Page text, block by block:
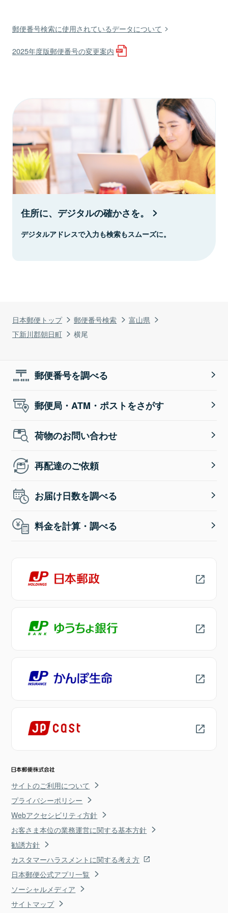
日本郵便トップ 郵便番号検索
富山県
下新川郡朝日町
横尾
郵便番号検索に使用されているデータについて
2025年度版郵便番号の変更案内
住所に、デジタルの確かさを。
デジタルアドレスで入力も検索もスムーズに。
郵便番号を調べる
郵便局・ATM・ポストをさがす
荷物のお問い合わせ
再配達のご依頼
お届け日数を調べる
料金を計算・調べる
サイトのご利用について
プライバシーポリシー
Webアクセシビリティ方針
お客さま本位の業務運営に関する基本方針
勧誘方針
カスタマーハラスメントに関する考え方
日本郵便公式アプリ一覧
ソーシャルメディア
サイトマップ